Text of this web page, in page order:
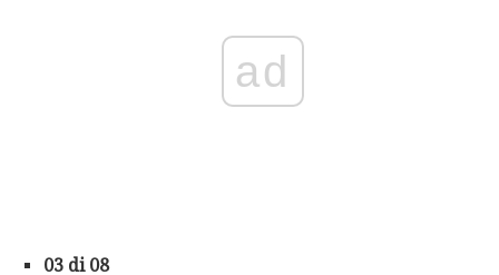
ad
03 di 08